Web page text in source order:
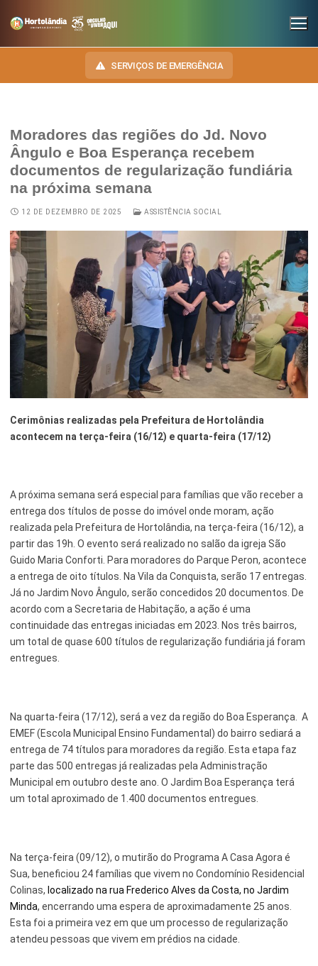
SERVIÇOS DE EMERGÊNCIA
INSTITUCIONAL
SECRETARIAS
Administração e Gestão de Pessoal
Cultura
Desenvolvimento Econômico, Trabalho, Turismo e Inovação
Educação, Ciência e Tecnologia
Esporte e Lazer
Finanças
Habitação
Climáticos
Mobilidade Urbana
Planejamento Urbano e Gestão Estratégica
Saúde
Segurança Pública
Serviços Urbanos
HINO, BRASÃO E BANDEIRA
Autoridades do Município
Downloads
Telefones Úteis
Notícias Anteriores a 2024
TRANSPARÊNCIA
E-SIC
OUVIDORIA
DIÁRIO OFICIAL
LEIS MUNICIPAIS
Moradores das regiões do Jd. Novo
Ângulo e Boa Esperança recebem
documentos de regularização fundiária
na próxima semana
12 DE DEZEMBRO DE 2025 ASSISTÊNCIA SOCIAL
Cerimônias realizadas pela Prefeitura de Hortolândia
acontecem na terça-feira (16/12) e quarta-feira (17/12)
A próxima semana será especial para famílias que vão receber a
entrega dos títulos de posse do imóvel onde moram, ação
realizada pela Prefeitura de Hortolândia, na terça-feira (16/12), a
partir das 19h. O evento será realizado no salão da igreja São
Guido Maria Conforti. Para moradores do Parque Peron, acontece
a entrega de oito títulos. Na Vila da Conquista, serão 17 entregas.
Já no Jardim Novo Ângulo, serão concedidos 20 documentos. De
acordo com a Secretaria de Habitação, a ação é uma
continuidade das entregas iniciadas em 2023. Nos três bairros,
um total de quase 600 títulos de regularização fundiária já foram
entregues.
Na quarta-feira (17/12), será a vez da região do Boa Esperança. A
EMEF (Escola Municipal Ensino Fundamental) do bairro sediará a
entrega de 74 títulos para moradores da região. Esta etapa faz
parte das 500 entregas já realizadas pela Administração
Municipal em outubro deste ano. O Jardim Boa Esperança terá
um total aproximado de 1.400 documentos entregues.
Na terça-feira (09/12), o mutirão do Programa A Casa Agora é
Sua, beneficiou 24 famílias que vivem no Condomínio Residencial
Colinas, localizado na rua Frederico Alves da Costa, no Jardim
Minda, encerrando uma espera de aproximadamente 25 anos.
Esta foi a primeira vez em que um processo de regularização
atendeu pessoas que vivem em prédios na cidade.